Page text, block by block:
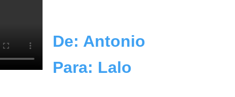
De: Antonio
Para: Lalo